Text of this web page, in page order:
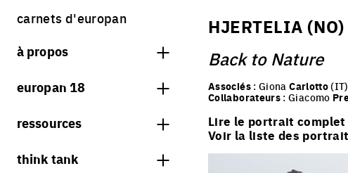
carnets d'europan
à propos
qu'est-ce qu'europan
contact
Share on Instagram
Share on Facebook
Share on Twitter
Share on LinkedIn
europan 18
résultats europan 18
ressources
librairie
think tank
HJERTELIA
Back to Nature
Associés : GionaCarlotto
Collaborateurs : Giacomo
Lire le portrait complet
Voir la liste des